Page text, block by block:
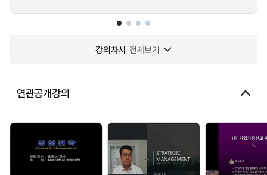
강의차시 전체보기
연관공개강의